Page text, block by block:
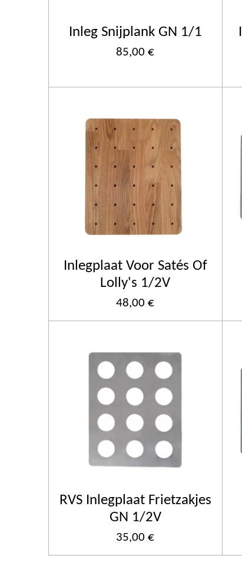
Inleg Snijplank GN 1/1
85,00 €
Inlegplaat Voor Satés Of
Lolly's 1/2V
48,00 €
RVS Inlegplaat Frietzakjes
GN 1/2V
35,00 €